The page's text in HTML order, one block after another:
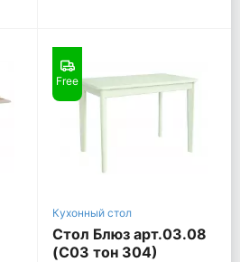
Free
Кухонный стол
Стол Блюз арт.03.08
(С03 тон 304)